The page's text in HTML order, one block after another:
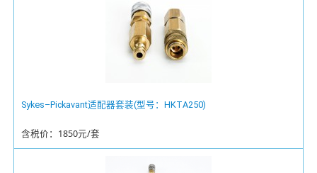
Sykes–Pickavant适配器套装(型号：HKTA250)
含税价：1850元/套